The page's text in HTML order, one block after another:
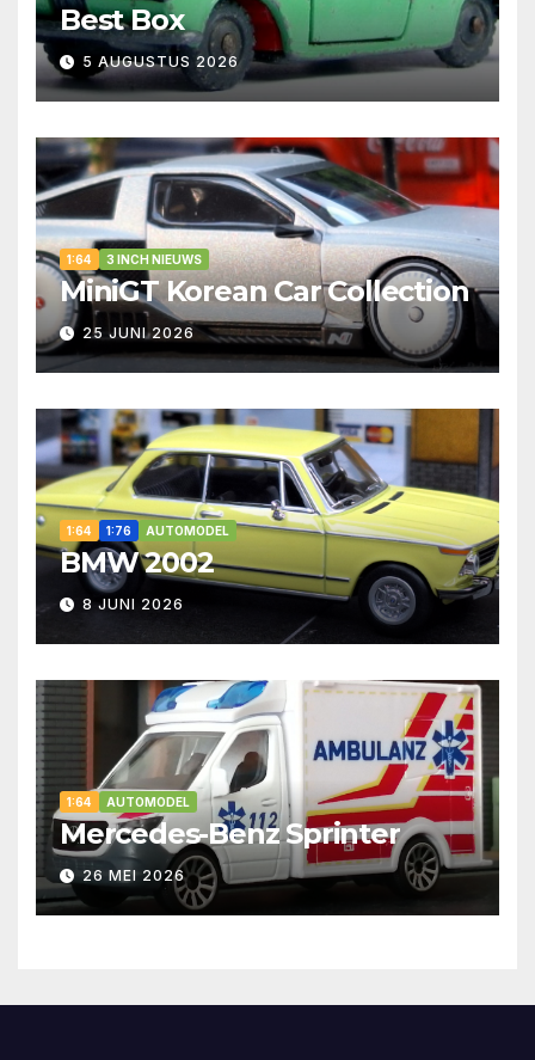
Best Box
5 AUGUSTUS 2026
1:64 3 INCH NIEUWS
MiniGT Korean Car Collection
25 JUNI 2026
1:64 1:76 AUTOMODEL
BMW 2002
8 JUNI 2026
1:64 AUTOMODEL
Mercedes-Benz Sprinter
26 MEI 2026